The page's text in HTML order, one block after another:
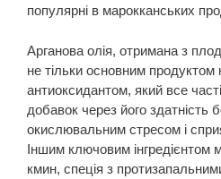
популярні в марокканських
Арганова олія, отримана з
не тільки основним
антиоксидантом, який все
добавок через його здатність
окислювальним стресом і
Іншим ключовим інгредієнтом
кмин, спеція з